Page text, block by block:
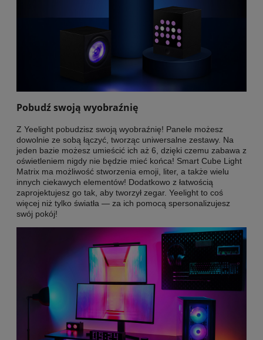
Pobudź swoją wyobraźnię
Z Yeelight pobudzisz swoją wyobraźnię! Panele możesz
dowolnie ze sobą łączyć, tworząc uniwersalne zestawy. Na
jeden bazie możesz umieścić ich aż 6, dzięki czemu zabawa z
oświetleniem nigdy nie będzie mieć końca! Smart Cube Light
Matrix ma możliwość stworzenia emoji, liter, a także wielu
innych ciekawych elementów! Dodatkowo z łatwością
zaprojektujesz go tak, aby tworzył zegar. Yeelight to coś
więcej niż tylko światła — za ich pomocą spersonalizujesz
swój pokój!